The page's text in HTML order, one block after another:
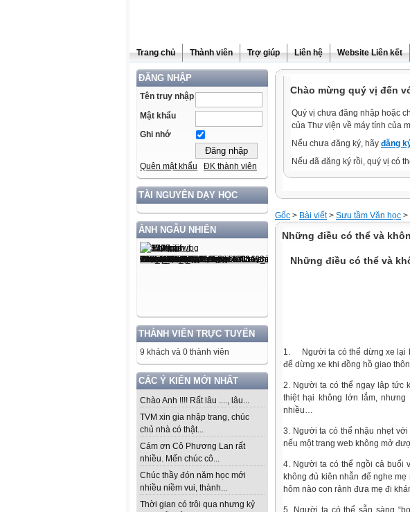
Trang chủ Thành viên Trợ giúp Liên hệ Website Liên kết
ĐĂNG NHẬP
Tên truy nhập
Mật khẩu
Ghi nhớ
Quên mật khẩu ĐK thành viên
TÀI NGUYÊN DẠY HỌC
ẢNH NGẪU NHIÊN
THÀNH VIÊN TRỰC TUYẾN
9 khách và 0 thành viên
CÁC Ý KIẾN MỚI NHẤT
Chào Anh !!!! Rất lâu ...., lâu...
TVM xin gia nhập trang, chúc
chủ nhà có thật...
Cám ơn Cô Phương Lan rất
nhiều. Mến chúc cô...
Chúc thầy đón năm học mới
nhiều niềm vui, thành...
Thời gian có trôi qua nhưng kỷ
Chào mừng quý vị đến
Quý vị chưa đăng nhập hoặc
của Thư viện về máy tính của
Nếu chưa đăng ký, hãy đăng
Nếu đã đăng ký rồi, quý vị có
Gốc > Bài viết> Sưu tầm Văn học >
Những điều có thể và
Những điều có thể và
1. Người ta có thể dừng xe lại
để dừng xe khi đồng hồ giao
2. Người ta có thể ngay lập tức
thiệt hại không lớn lắm,
nhiều…
3. Người ta có thể nhậu nhẹt
nếu một trang web không mở
4. Người ta có thể ngồi cả buổi
không đủ kiên nhẫn để nghe
hôm nào con rảnh đưa mẹ đi
5. Người ta có thể sẵn sàng